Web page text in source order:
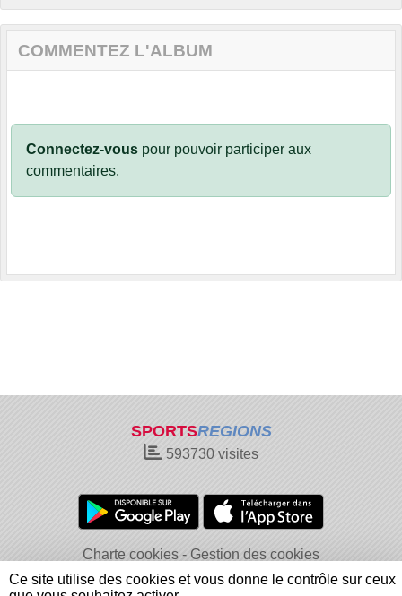
COMMENTEZ L'ALBUM
Connectez-vous pour pouvoir participer aux
commentaires.
SPORTSREGIONS
593730 visites
Charte cookies
Gestion des cookies
Informations légales
Signaler un contenu inapproprié
Ce site utilise des cookies et vous donne le contrôle sur ceux